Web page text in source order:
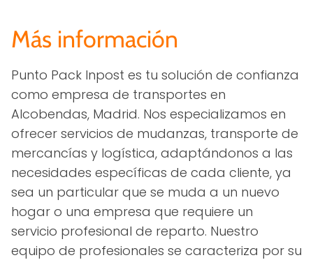
Más información
Punto Pack Inpost es tu solución de confianza
como empresa de transportes en
Alcobendas, Madrid. Nos especializamos en
ofrecer servicios de mudanzas, transporte de
mercancías y logística, adaptándonos a las
necesidades específicas de cada cliente, ya
sea un particular que se muda a un nuevo
hogar o una empresa que requiere un
servicio profesional de reparto. Nuestro
equipo de profesionales se caracteriza por su